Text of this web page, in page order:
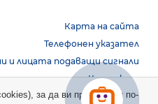
Карта на сайта
Телефонен указател
и лицата подаващи сигнали
Контакти
за да ви предостави по-